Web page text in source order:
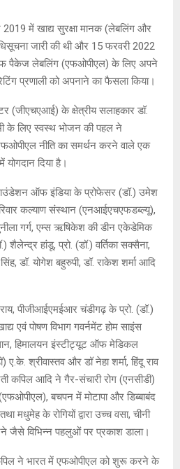
में खाद्य सुरक्षा मानक (लेबलिंग और
जारी की थी और 15 फरवरी 2022
लेबलिंग (एफओपीएल) के लिए अपने
प्रणाली को अपनाने का फैसला किया।
(जीएचएआई) के क्षेत्रीय सलाहकार डॉ.
के लिए स्वस्थ भोजन की पहल ने
नीति का समर्थन करने वाले एक
दिया है।
फाउंडेशन ऑफ इंडिया के प्रोफेसर (डॉ.) उमेश
कल्याण संस्थान (एनआईएचएफडब्ल्यू),
गर्ग, एम्स ऋषिकेश की डीन एकेडेमिक
शैलेन्द्र हांडू, प्रो. (डॉ.) वर्तिका सक्सैना,
डॉ. योगेश बहुरुपी, डॉ. राकेश शर्मा आदि
पीजीआईएमईआर चंडीगढ़ के प्रो. (डॉ.)
एवं पोषण विभाग गवर्नमेंट होम साइंस
हिमालयन इंस्टीट्यूट ऑफ मेडिकल
श्रीवास्तव और डॉ नेहा शर्मा, हिंदू राव
कपिल आदि ने गैर-संचारी रोग (एनसीडी)
बचपन में मोटापा और डिब्बाबंद
मधुमेह के रोगियों द्वारा उच्च वसा, चीनी
विभिन्न पहलुओं पर प्रकाश डाला।
ने भारत में एफओपीएल को शुरू करने के